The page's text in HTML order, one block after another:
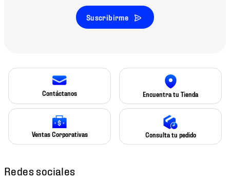
Suscribirme
Contáctanos Encuentra tu Tienda
Ventas Corporativas Consulta tu pedido
Redes sociales